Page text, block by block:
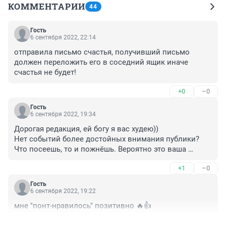
КОММЕНТАРИИ 44
Гость
6 сентября 2022, 22:14
отправила письмо счастья, получивший письмо
должен переложить его в соседний ящик иначе
счастья не будет!
+0 –0
Гость
6 сентября 2022, 19:34
Дорогая редакция, ей богу я вас худею))
Нет событий более достойных внимания публики?
Что посеешь, то и пожнёшь. Вероятно это ваша
+1 –0
Гость
6 сентября 2022, 19:22
мне "понт-нравилось" позитивно 🔥👍